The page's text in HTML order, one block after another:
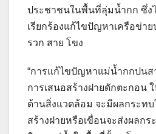
ประชาชนในพื้นที่ลุ่มน้ำกก ซึ่ง
เรียกร้องแก้ไขปัญหาเครือข่า
รวก สาย โขง
“การแก้ไขปัญหาแม่น้ำกกปนส
การเสนอสร้างฝายดักตะกอน
ด้านสิ่งแวดล้อม จะมีผลกระท
สร้างฝายหรือเขื่อนจะส่งผลก